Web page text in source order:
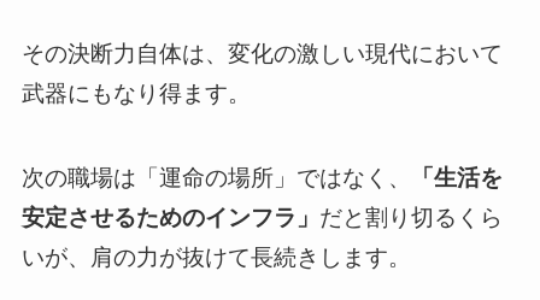
その決断力自体は、変化の激しい現代において
武器にもなり得ます。
次の職場は「運命の場所」ではなく、
「生活を
安定させるためのインフラ」 だと割り切るくら
いが、肩の力が抜けて長続きします。